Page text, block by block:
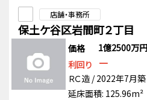
店舗・事務所
保土ケ谷区岩間町２丁目
価格
1億2500万円
利回り
－
ＲＣ造 / 2022年7月
延床面積: